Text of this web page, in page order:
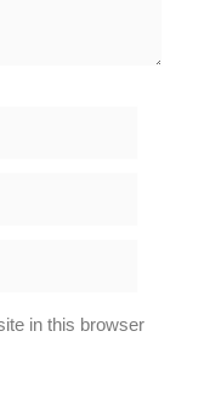
in this browser